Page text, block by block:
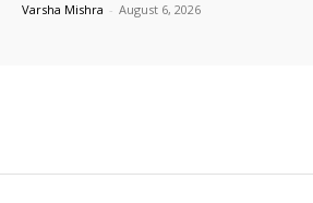
Varsha Mishra - August 6, 2026